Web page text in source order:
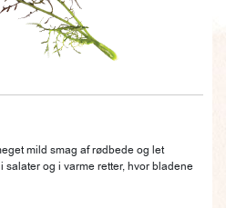
mild smag af rødbede og let
og i varme retter, hvor bladene